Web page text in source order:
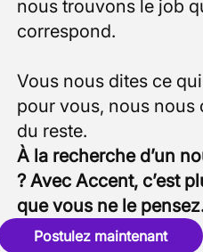
nous trouvons le job
correspond.
Vous nous dites ce
pour vous, nous nous
À la recherche d’un
? Avec Accent, c’est
que vous ne le
Postulez maintenant